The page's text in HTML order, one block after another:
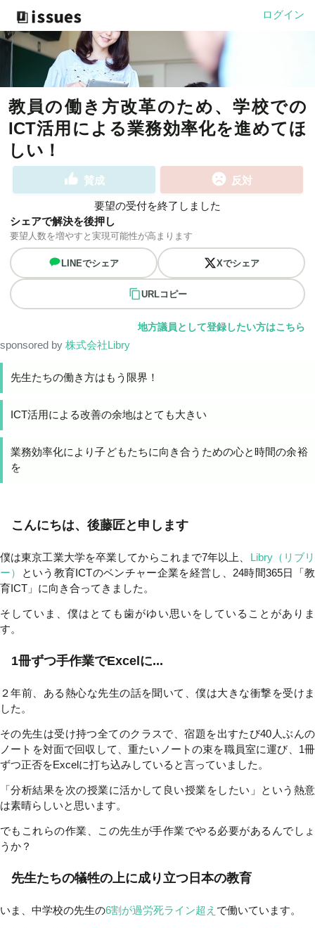
ログイン
教員の働き方改革のため、学校での
ICT活用による業務効率化を進めてほ
しい！
賛成 反対
要望の受付を終了しました
シェアで解決を後押し
要望人数を増やすと実現可能性が高まります
LINEでシェア Xでシェア
URLコピー
地方議員として登録したい方はこちら
sponsored by 株式会社Libry
先生たちの働き方はもう限界！
ICT活用による改善の余地はとても大きい
業務効率化により子どもたちに向き合うための心と時間の余裕
を
こんにちは、後藤匠と申します
僕は東京工業大学を卒業してからこれまで7年以上、 Libry（リブリ
ー）
という教育ICTのベンチャー企業を経営し、24時間365日「教
育ICT」に向き合ってきました。
そしていま、僕はとても歯がゆい思いをしていることがありま
す。
1冊ずつ手作業でExcelに...
２年前、ある熱心な先生の話を聞いて、僕は大きな衝撃を受けま
した。
その先生は受け持つ全てのクラスで、宿題を出すたび40人ぶんの
ノートを対面で回収して、重たいノートの束を職員室に運び、1冊
ずつ正否をExcelに打ち込みしていると言っていました。
「分析結果を次の授業に活かして良い授業をしたい」という熱意
は素晴らしいと思います。
でもこれらの作業、この先生が手作業でやる必要があるんでしょ
うか？
先生たちの犠牲の上に成り立つ日本の教育
いま、中学校の先生の6割が過労死ライン超え で働いています。